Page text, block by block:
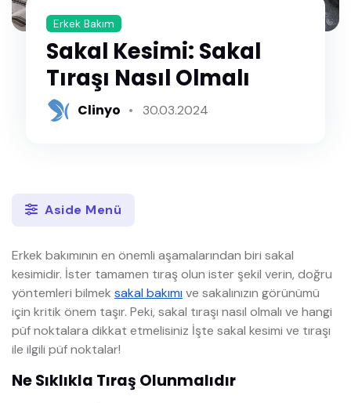
Erkek Bakım
Sakal Kesimi: Sakal
Tıraşı Nasıl Olmalı
Clinyo 30.03.2024
Aside Menü
Erkek bakımının en önemli aşamalarından biri sakal
kesimidir. İster tamamen tıraş olun ister şekil verin, doğru
yöntemleri bilmek sakal bakımı ve sakalınızın görünümü
için kritik önem taşır. Peki, sakal tıraşı nasıl olmalı ve hangi
püf noktalara dikkat etmelisiniz İşte sakal kesimi ve tıraşı
ile ilgili püf noktalar!
Ne Sıklıkla Tıraş Olunmalıdır